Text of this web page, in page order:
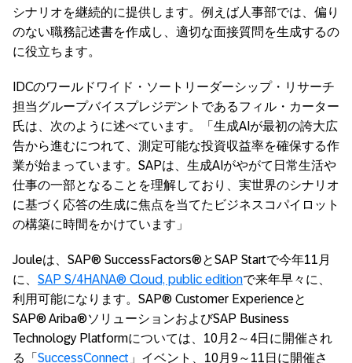
シナリオを継続的に提供します。例えば人事部では、偏り
のない職務記述書を作成し、適切な面接質問を生成するの
に役立ちます。
IDCのワールドワイド・ソートリーダーシップ・リサーチ
担当グループバイスプレジデントであるフィル・カーター
氏は、次のように述べています。「生成AIが最初の誇大広
告から進むにつれて、測定可能な投資収益率を確保する作
業が始まっています。SAPは、生成AIがやがて日常生活や
仕事の一部となることを理解しており、実世界のシナリオ
に基づく応答の生成に焦点を当てたビジネスコパイロット
の構築に時間をかけています」
Jouleは、SAP® SuccessFactors®とSAP Startで今年11月
に、 SAP S/4HANA® Cloud, public editionで来年早々に、
利用可能になります。SAP® Customer Experienceと
SAP® Ariba®ソリューションおよびSAP Business
Technology Platformについては、10月2～4日に開催され
る「 SuccessConnect 」イベント、10月9～11日に開催さ